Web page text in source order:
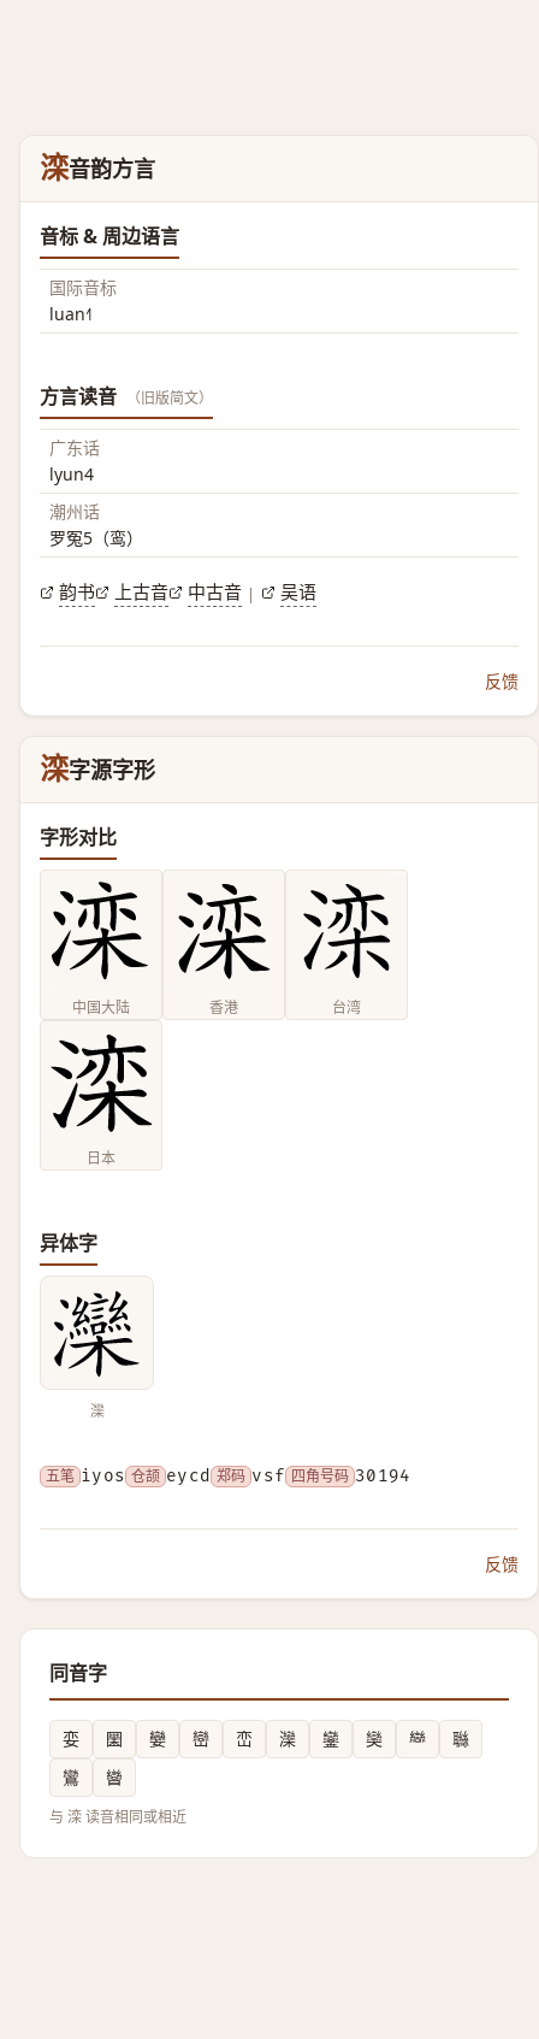
滦音韵方言
音标 & 周边语言
国际音标
luan˧˥
方言读音 （旧版简文）
广东话
lyun4
潮州话
罗冤5（鸾）
韵书 上古音 中古音 | 吴语
反馈
滦字源字形
字形对比
中国大陆 香港 台湾
日本
异体字
灤
五笔 iyos 仓颉 eycd 郑码 vsf 四角号码 30194
反馈
同音字
娈 圞 孌 巒 峦 灤 鑾 奱 龻
䏈
鸞
曫
与 滦 读音相同或相近